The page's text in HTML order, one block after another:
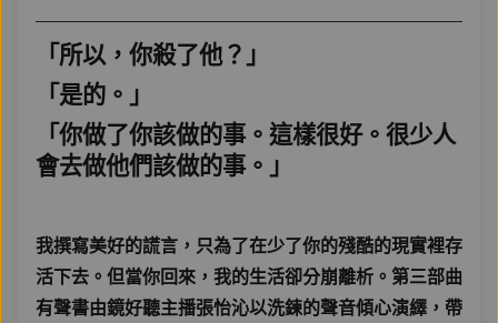
「所以，你殺了他？」
「是的。」
「你做了你該做的事。這樣很好。很少人
會去做他們該做的事。」
我撰寫美好的謊言，只為了在少了你的殘酷的現實裡存
活下去。但當你回來，我的生活卻分崩離析。第三部曲
有聲書由鏡好聽主播張怡沁以洗鍊的聲音傾心演繹，帶